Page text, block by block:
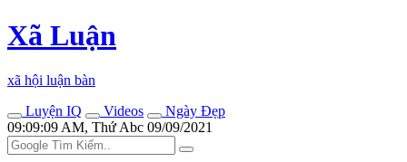
Xã Luận
xã hội luận bàn
Luyện IQ
Videos
Ngày Đẹp
09:09:09 AM, Thứ Abc 09/09/2021